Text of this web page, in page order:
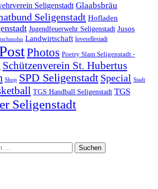
Seligenstadt Glaabsbräu
Seligenstadt Hofladen
Jugendfeuerwehr Seligenstadt Jusos
Landwirtschaft lovesellestadt
Photos Poetry Slam Seligenstadt -
Schützenverein St. Hubertus
Shop SPD Seligenstadt Special Stadt
TGS Handball Seligenstadt TGS
Seligenstadt